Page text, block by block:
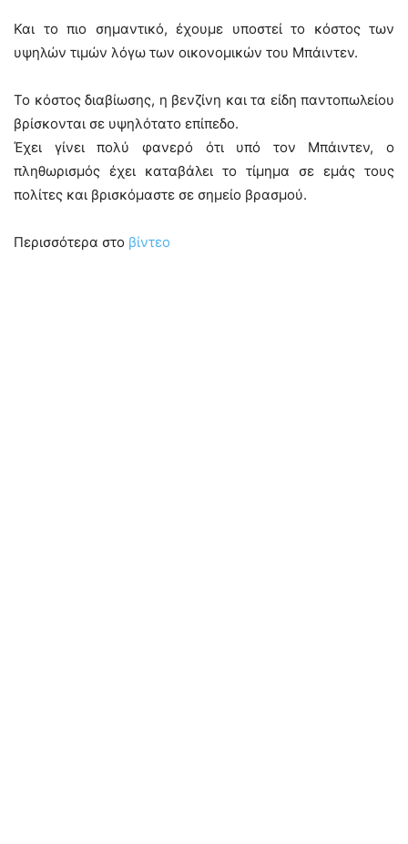
Και το πιο σημαντικό, έχουμε υποστεί το κόστος των
υψηλών τιμών λόγω των οικονομικών του Μπάιντεν.
Το κόστος διαβίωσης, η βενζίνη και τα είδη παντοπωλείου
βρίσκονται σε υψηλότατο επίπεδο.
Έχει γίνει πολύ φανερό ότι υπό τον Μπάιντεν, ο
πληθωρισμός έχει καταβάλει το τίμημα σε εμάς τους
πολίτες και βρισκόμαστε σε σημείο βρασμού.
Περισσότερα στο βίντεο